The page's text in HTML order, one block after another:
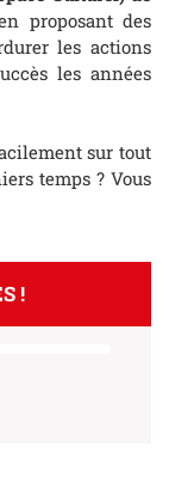
proposant des
les actions
les années
sur tout
temps ? Vous
!